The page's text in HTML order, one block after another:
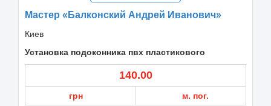
Мастер «Балконский Андрей Иванович»
Киев
Установка подоконника пвх пластикового
140.00
грн м. пог.